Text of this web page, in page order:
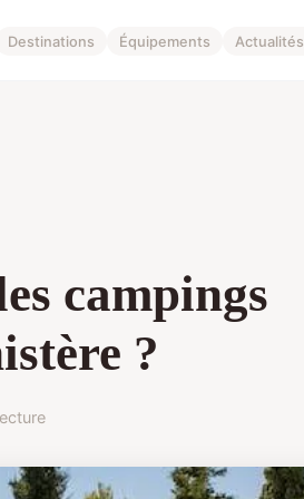
Destinations Équipements Actualités
campings
?